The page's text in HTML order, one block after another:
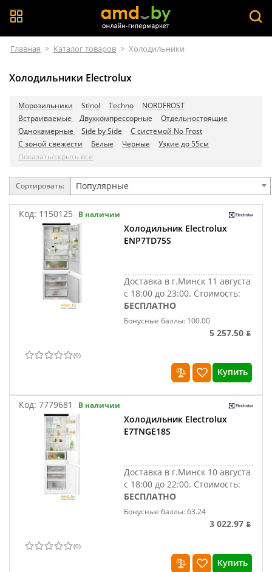
Главная > Каталог товаров > Холодильники
Холодильники Electrolux
Морозильники Stinol Techno
NORDFROST
Встраиваемые
Двухкомпрессорные
Отдельностоящие
Однокамерные
Side by Side
С системой No Frost
С зоной свежести
Белые Черные
Узкие до 55см
Показать/скрыть все
Сортировать: Популярные
Код: 1150125 В наличии
Холодильник Electrolux
ENP7TD75S
Доставка в г.Минск 11 августа
с 18:00 до 23:00. Стоимость:
БЕСПЛАТНО
Бонусные баллы: 100.00
5 257.50 ƃ
(0)
Купить
Код: 7779681 В наличии
Холодильник Electrolux
E7TNGE18S
Доставка в г.Минск 10 августа
с 18:00 до 22:00. Стоимость:
БЕСПЛАТНО
Бонусные баллы: 63.24
3 022.97 ƃ
(0)
Купить